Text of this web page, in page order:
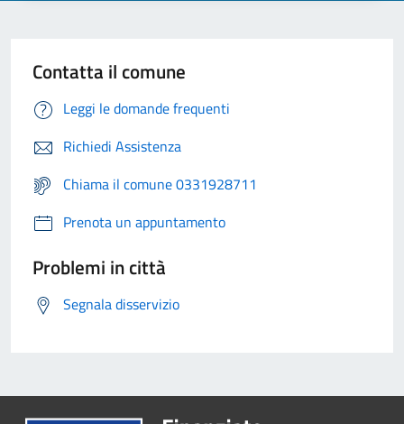
Contatta il comune
Leggi le domande frequenti
Richiedi Assistenza
Chiama il comune 0331928711
Prenota un appuntamento
Problemi in città
Segnala disservizio